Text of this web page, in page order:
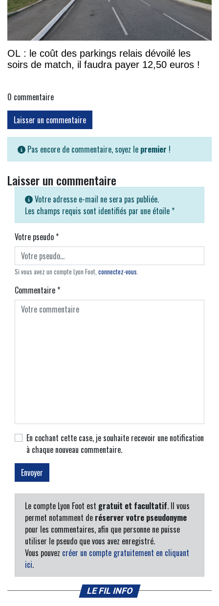
OL : le coût des parkings relais dévoilé les
soirs de match, il faudra payer 12,50 euros !
0 commentaire
Laisser un commentaire
Pas encore de commentaire, soyez le premier !
Laisser un commentaire
Votre adresse e-mail ne sera pas publiée.
Les champs requis sont identifiés par une étoile *
Votre pseudo*
Si vous avez un compte Lyon Foot, connectez-vous
Commentaire*
En cochant cette case, je souhaite recevoir une notification
à chaque nouveau commentaire.
Le compte Lyon Foot est gratuit et facultatif. Il vous
permet notamment de réserver votre pseudonyme
pour les commentaires, afin que personne ne puisse
utiliser le pseudo que vous avez enregistré.
Vous pouvez créer un compte gratuitement en cliquant
ici.
LE FIL INFO